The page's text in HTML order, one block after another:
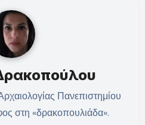
Πανεπιστημίου
στη «δρακοπουλιάδα».